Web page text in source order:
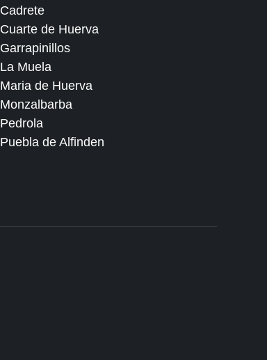
Cadrete
Cuarte de Huerva
Garrapinillos
La Muela
Maria de Huerva
Monzalbarba
Pedrola
Puebla de Alfinden